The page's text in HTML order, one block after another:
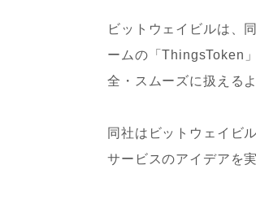
ビットウェイビルは、
ームの「ThingsToken
全・スムーズに扱える
同社はビットウェイビ
サービスのアイデアを